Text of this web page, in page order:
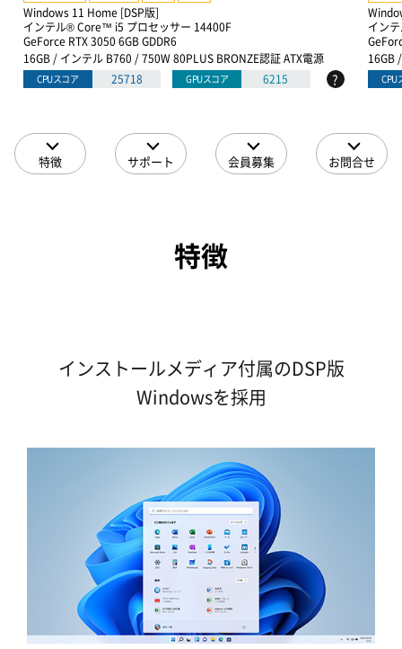
Windows 11 Home [DSP版]
インテル® Core™ i5 プロセッサー 14400F
GeForce RTX 3050 6GB GDDR6
16GB / インテル B760 / 750W 80PLUS BRONZE認証 ATX電源
CPUスコア 25718 GPUスコア 6215 ?
イン
16GB
CPU
特徴 サポート 会員募集 お問合せ
特徴
インストールメディア付属のDSP版
Windowsを採用